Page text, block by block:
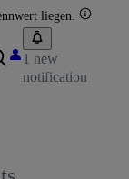
liegen.
1 new
notification